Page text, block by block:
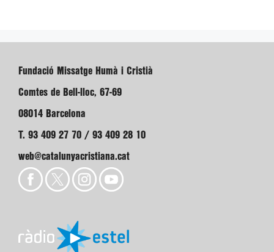
Fundació Missatge Humà i Cristià
Comtes de Bell-lloc, 67-69
08014 Barcelona
T. 93 409 27 70 / 93 409 28 10
web@catalunyacristiana.cat